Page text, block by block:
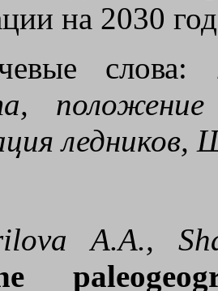
на 2030
слова:
положение
ледников,
A.A.,